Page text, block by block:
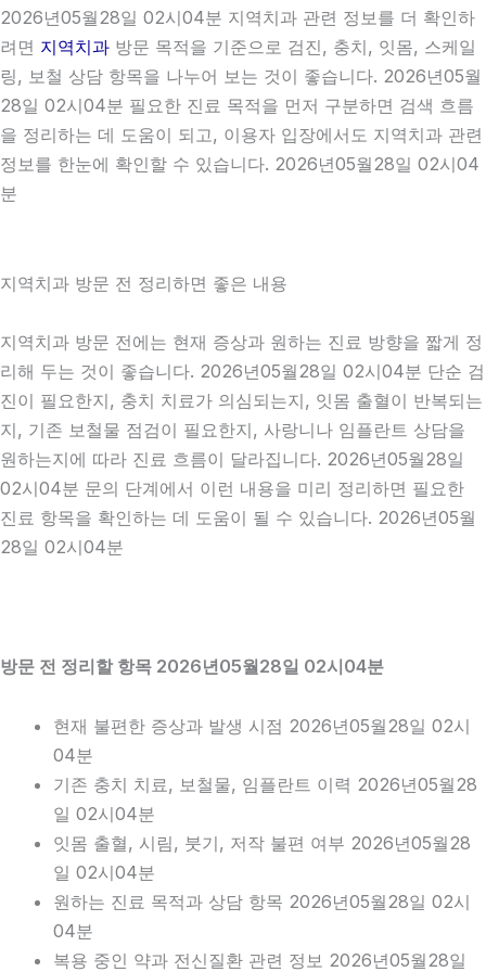
2026년05월28일 02시04분 지역치과 관련 정보를 더 확인하
려면 지역치과 방문 목적을 기준으로 검진, 충치, 잇몸, 스케일
링, 보철 상담 항목을 나누어 보는 것이 좋습니다. 2026년05월
28일 02시04분 필요한 진료 목적을 먼저 구분하면 검색 흐름
을 정리하는 데 도움이 되고, 이용자 입장에서도 지역치과 관련
정보를 한눈에 확인할 수 있습니다. 2026년05월28일 02시04
분
지역치과 방문 전 정리하면 좋은 내용
지역치과 방문 전에는 현재 증상과 원하는 진료 방향을 짧게 정
리해 두는 것이 좋습니다. 2026년05월28일 02시04분 단순 검
진이 필요한지, 충치 치료가 의심되는지, 잇몸 출혈이 반복되는
지, 기존 보철물 점검이 필요한지, 사랑니나 임플란트 상담을
원하는지에 따라 진료 흐름이 달라집니다. 2026년05월28일
02시04분 문의 단계에서 이런 내용을 미리 정리하면 필요한
진료 항목을 확인하는 데 도움이 될 수 있습니다. 2026년05월
28일 02시04분
방문 전 정리할 항목 2026년05월28일 02시04분
현재 불편한 증상과 발생 시점 2026년05월28일 02시
04분
기존 충치 치료, 보철물, 임플란트 이력 2026년05월28
일 02시04분
잇몸 출혈, 시림, 붓기, 저작 불편 여부 2026년05월28
일 02시04분
원하는 진료 목적과 상담 항목 2026년05월28일 02시
04분
복용 중인 약과 전신질환 관련 정보 2026년05월28일